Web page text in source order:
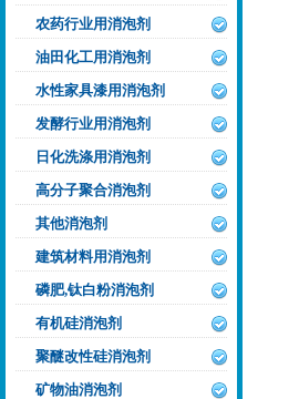
农药行业用消泡剂
油田化工用消泡剂
水性家具漆用消泡剂
发酵行业用消泡剂
日化洗涤用消泡剂
高分子聚合消泡剂
其他消泡剂
建筑材料用消泡剂
磷肥,钛白粉消泡剂
有机硅消泡剂
聚醚改性硅消泡剂
矿物油消泡剂